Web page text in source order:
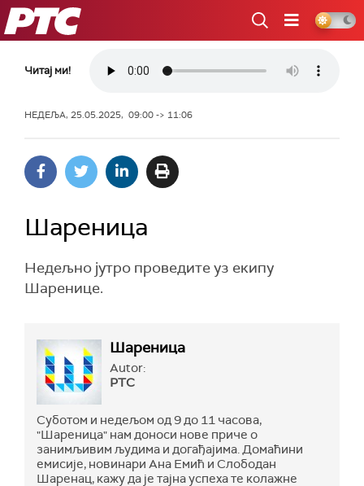
РТС
Читај ми!
НЕДЕЉА, 25.05.2025, 09:00 -> 11:06
Шареница
Недељно јутро проведите уз екипу
Шаренице.
Шареница
Autor:
РТС
Суботом и недељом од 9 до 11 часова,
"Шареница" нам доноси нове приче о
занимљивим људима и догађајима. Домаћини
емисије, новинари Ана Емић и Слободан
Шаренац, кажу да је тајна успеха те колажне